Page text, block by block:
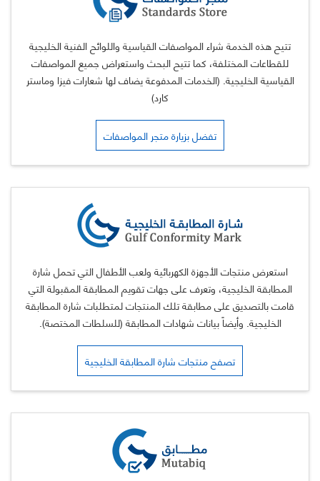
تتيح هذه الخدمة شراء المواصفات القياسية واللوائح الفنية الخليجية
للقطاعات المختلفة، كما تتيح البحث واستعراض جميع المواصفات
القياسية الخليجية. (الخدمات المدفوعة يضاف لها شعارات فيزا وماستر
كارد)
تفضل بزيارة متجر المواصفات
استعرض منتجات الأجهزة الكهربائية ولعب الأطفال التي تحمل شارة
المطابقة الخليجية، وتعرف على جهات تقويم المطابقة المقبولة التي
قامت بالتصديق على مطابقة تلك المنتجات لمتطلبات شارة المطابقة
الخليجية. وأيضاً بيانات شهادات المطابقة (للسلطات المختصة).
تصفح منتجات شارة المطابقة الخليجية